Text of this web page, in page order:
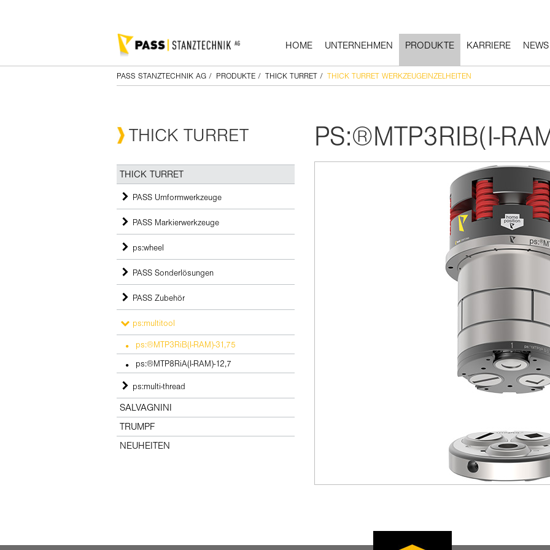
HOME UNTERNEHMEN PRODUKTE KARRIERE NEWS
PASS STANZTECHNIK AG/ PRODUKTE/ THICK TURRET/ THICK TURRET WERKZEUGEINZELHEITEN
THICK TURRET
THICK TURRET
PASS Umformwerkzeuge
PASS Markierwerkzeuge
ps:wheel
PASS Sonderlösungen
PASS Zubehör
ps:multitool
ps:®MTP3RiB(I-RAM)-31,75
ps:®MTP8RiA(I-RAM)-12,7
ps:multi-thread
SALVAGNINI
TRUMPF
NEUHEITEN
PS:®MTP3RIB(I-